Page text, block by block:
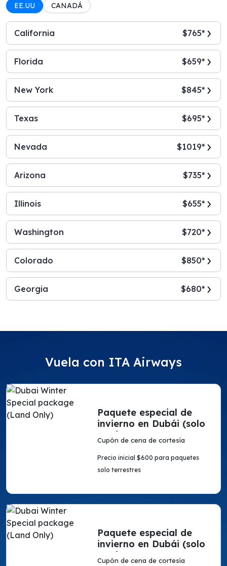
EE.UU CANADÁ
California $765*
Florida $659*
New York $845*
Texas $695*
Nevada $1019*
Arizona $735*
Illinois $655*
Washington $720*
Colorado $850*
Georgia $680*
Vuela con ITA Airways
Paquete especial de
invierno en Dubái (solo
en tierra)
Cupón de cena de cortesía
Precio inicial $600 para paquetes
solo terrestres
Paquete especial de
invierno en Dubái (solo
en tierra)
Cupón de cena de cortesía